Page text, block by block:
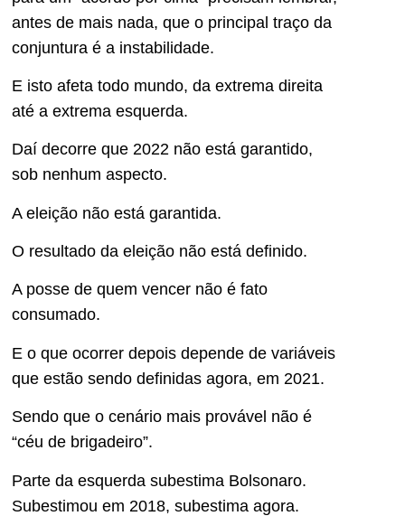
antes de mais nada, que o principal traço da
conjuntura é a instabilidade.
E isto afeta todo mundo, da extrema direita
até a extrema esquerda.
Daí decorre que 2022 não está garantido,
sob nenhum aspecto.
A eleição não está garantida.
O resultado da eleição não está definido.
A posse de quem vencer não é fato
consumado.
E o que ocorrer depois depende de variáveis
que estão sendo definidas agora, em 2021.
Sendo que o cenário mais provável não é
“céu de brigadeiro”.
Parte da esquerda subestima Bolsonaro.
Subestimou em 2018, subestima agora.